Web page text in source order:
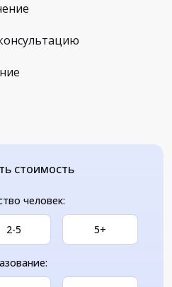
стоимость
человек:
2-5 5+